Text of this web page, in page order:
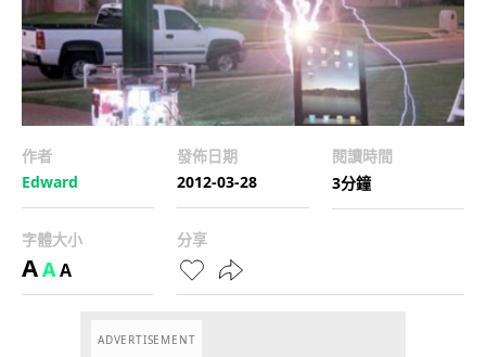
作者
Edward
發佈日期
2012-03-28
閱讀時間
3分鐘
字體大小
AAA
分享
ADVERTISEMENT